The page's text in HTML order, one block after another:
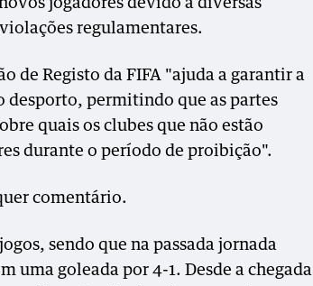
jogadores devido a diversas
regulamentares.
de Registo da FIFA "ajuda a garantir a
desporto, permitindo que as partes
quais os clubes que não estão
durante o período de proibição".
comentário.
sendo que na passada jornada
uma goleada por 4-1. Desde a chegada